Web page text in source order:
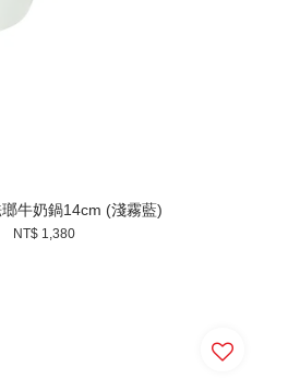
牛奶鍋14cm (淺霧藍)
NT$ 1,380